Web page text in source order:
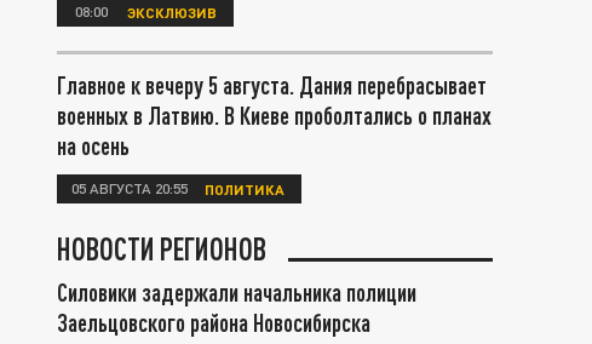
08:00 ЭКСКЛЮЗИВ
Главное к вечеру 5 августа. Дания перебрасывает
военных в Латвию. В Киеве проболтались о планах
на осень
05 АВГУСТА 20:55 ПОЛИТИКА
НОВОСТИ РЕГИОНОВ
Силовики задержали начальника полиции
Заельцовского района Новосибирска